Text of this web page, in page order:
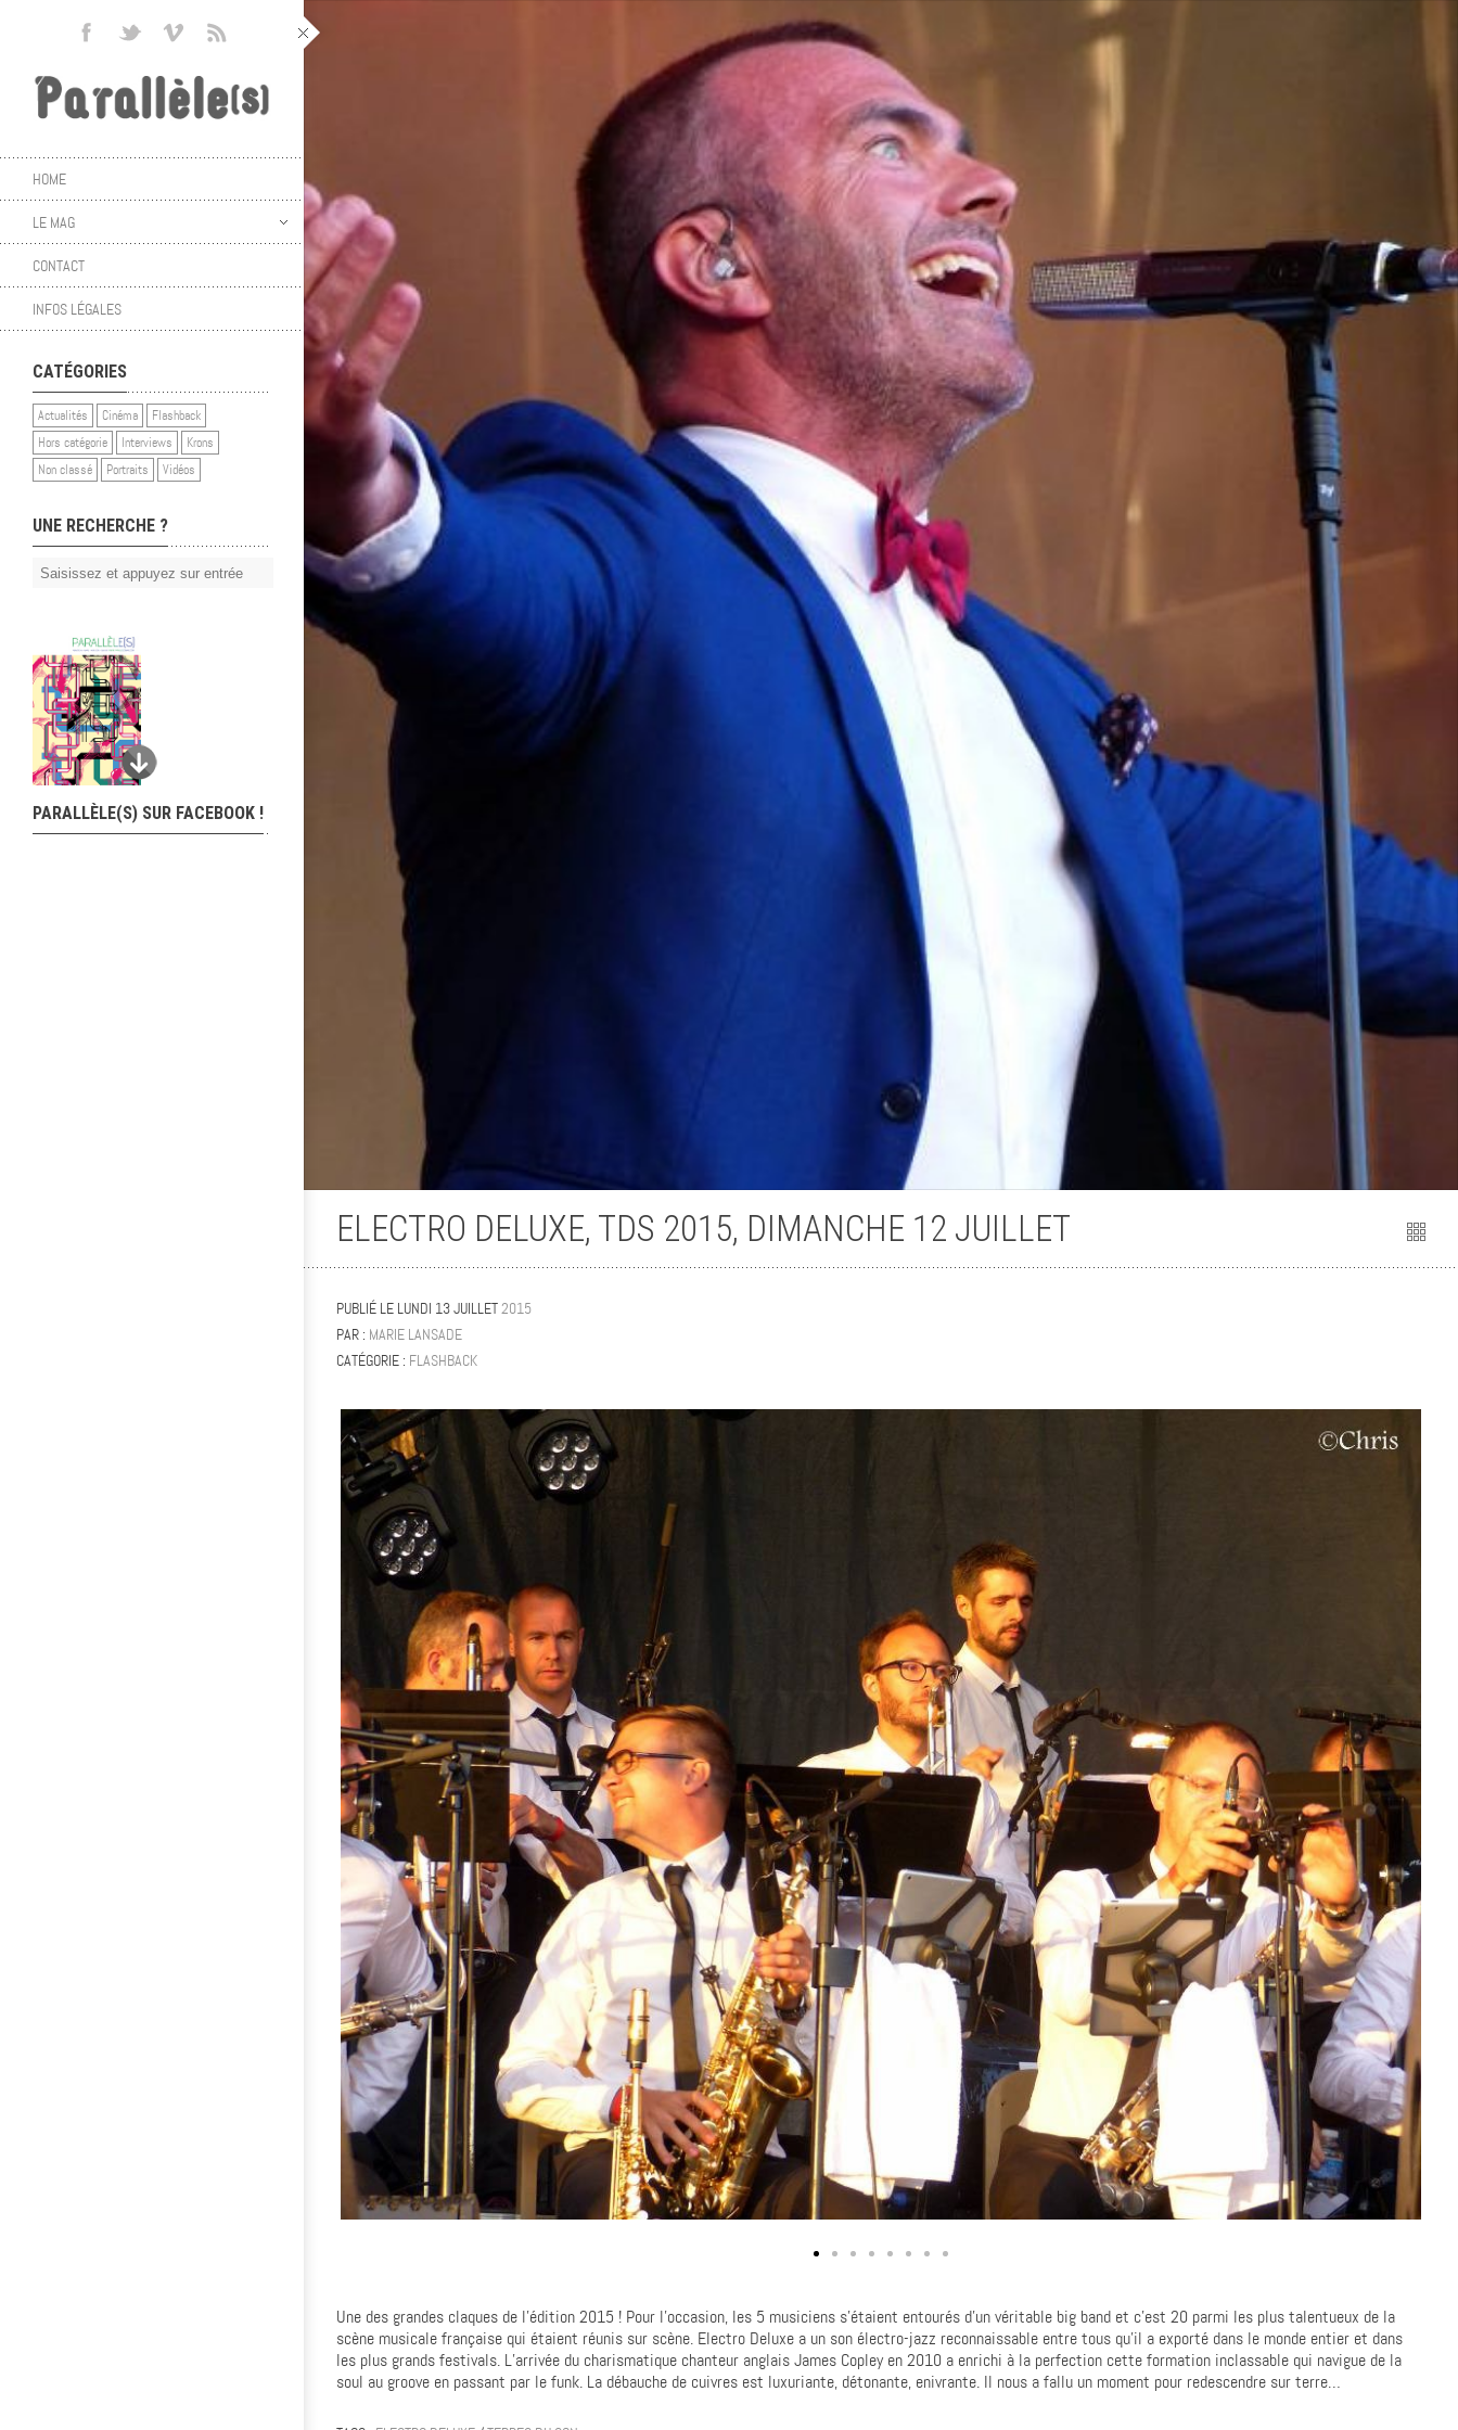
HOME
LE MAG
CONTACT
INFOS LÉGALES
CATÉGORIES
Actualités Cinéma
Flashback
Hors catégorie
Interviews
Krons
Non classé
Portraits Vidéos
UNE RECHERCHE ?
PARALLÈLE(S) SUR FACEBOOK !
Flashback
ELECTRO DELUXE, TDS 2015, DIMANCHE 12 JUILLET
PUBLIÉ LE LUNDI 13 JUILLET2015
PAR : MARIE LANSADE
CATÉGORIE : FLASHBACK
Une des grandes claques de l’édition 2015 ! Pour l’occasion, les 5 musiciens s’étaient entourés d’un véritable big band et c’est 20 parmi les plus talentueux de la
scène musicale française qui étaient réunis sur scène. Electro Deluxe a un son électro-jazz reconnaissable entre tous qu’il a exporté dans le monde entier et dans
les plus grands festivals. L’arrivée du charismatique chanteur anglais James Copley en 2010 a enrichi à la perfection cette formation inclassable qui navigue de la
soul au groove en passant par le funk. La débauche de cuivres est luxuriante, détonante, enivrante. Il nous a fallu un moment pour redescendre sur terre…